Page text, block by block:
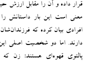
قرار داده و آن را مقابل ارزش
معنی است این ‌‌بار داستانش
افرادی بیان کرده که
دارند. اما دو شخصیت اصلی
پالتوی قهوه‌‌ای هستند: زن